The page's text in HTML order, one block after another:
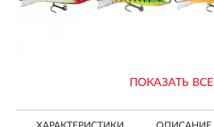
ПОКАЗАТЬ ВСЕ